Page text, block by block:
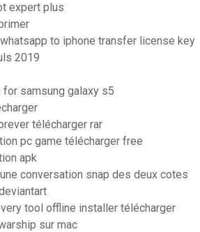
expert plus
to iphone transfer license key
2019
samsung galaxy s5
télécharger rar
pc game télécharger free
apk
conversation snap des deux cotes
tool offline installer télécharger
sur mac